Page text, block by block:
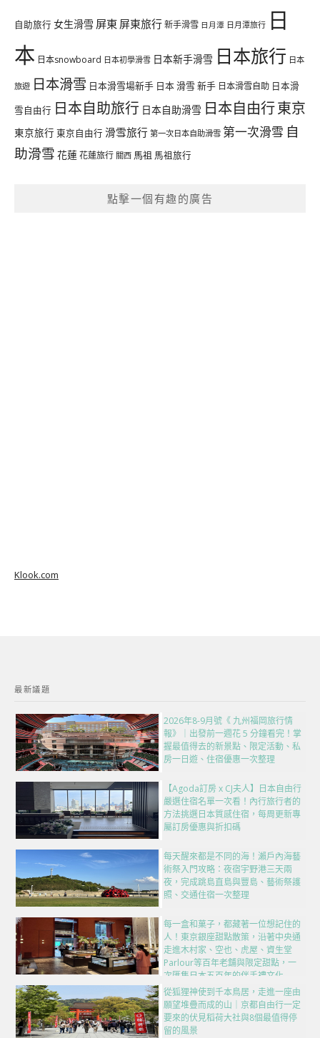
自助旅行 女生滑雪 屏東 屏東旅行新手滑雪 日月潭 日月潭旅行 日
本 日本snowboard 日本初學滑雪 日本新手滑雪 日本旅行 日本
旅遊 日本滑雪 日本滑雪場新手 日本 滑雪 新手 日本滑雪自助 日本滑
雪自由行 日本自助旅行 日本自助滑雪 日本自由行東京
東京旅行 東京自由行 滑雪旅行 第一次日本自助滑雪 第一次滑雪 自
助滑雪 花蓮花蓮旅行 關西 馬祖 馬祖旅行
點擊一個有趣的廣告
Klook.com
最新議題
2026年8-9月號《 九州福岡旅行情
報》｜出發前一週花 5 分鐘看完！掌
握最值得去的新景點、限定活動、私
房一日遊、住宿優惠一次整理
【Agoda訂房 x CJ夫人】日本自由行
嚴選住宿名單一次看！內行旅行者的
方法挑選日本質感住宿，每周更新專
屬訂房優惠與折扣碼
每天醒來都是不同的海！瀨戶內海藝
術祭入門攻略：夜宿宇野港三天兩
夜，完成跳島直島與豐島、藝術祭護
照、交通住宿一次整理
每一盒和菓子，都藏著一位想記住的
人！東京銀座甜點散策，沿著中央通
走進木村家、空也、虎屋、資生堂
Parlour等百年老舖與限定甜點，一
次匯集日本五百年的伴手禮文化
從狐狸神使到千本鳥居，走進一座由
願望堆疊而成的山｜京都自由行一定
要來的伏見稻荷大社與8個最值得停
留的風景